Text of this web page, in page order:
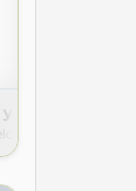
me lo como